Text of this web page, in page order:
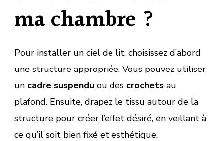
ma chambre ?
Pour installer un ciel de lit, choisissez d’abord
une structure appropriée. Vous pouvez utiliser
un cadre suspendu ou des crochets au
plafond. Ensuite, drapez le tissu autour de la
structure pour créer l’effet désiré, en veillant à
ce qu’il soit bien fixé et esthétique.